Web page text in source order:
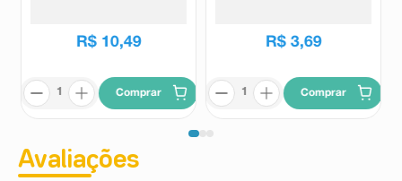
R$ 10,49
Comprar
R$ 3,69
Comprar
Avaliações